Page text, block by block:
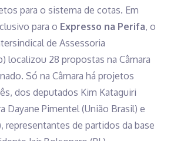
para o sistema de cotas. Em
para o Expresso na Perifa, o
de Assessoria
localizou 28 propostas na Câmara
Só na Câmara há projetos
dos deputados Kim Kataguiri
Dayane Pimentel (União Brasil) e
representantes de partidos da base